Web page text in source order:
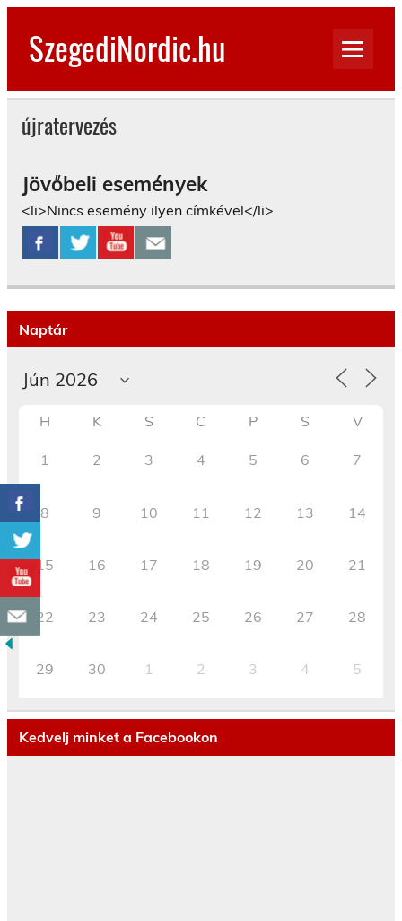
Skip
contentSzegediNordic.hu
újratervezés
Jövőbeli események
<li>Nincs esemény ilyen címkével</li>
Naptár
H K S C P S V
1 2 3 4 5 6 7
8 9 10 11 12 13 14
15 16 17 18 19 20 21
22 23 24 25 26 27 28
29 30 1 2 3 4 5
Kedvelj minket a Facebookon